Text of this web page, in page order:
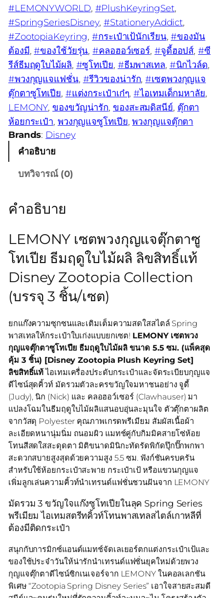
#LEMONYWORLD, #PlushKeyringSet
#SpringSeriesDisney, #StationeryAddict
#ZootopiaKeyring, #กระเป๋าเป้นักเรียน, #ของมัน
ต้องมี, #ของใช้วัยรุ่น, #คลอฮอว์เซอร์, #จูดี้ฮอปส์, #ซี
รีส์ธีมฤดูใบไม้ผลิ, #ซูโทเปีย, #ธีมพาสเทล, #นิกไวล์ด
#พวงกุญแจแฟชั่น, #รีวิวของน่ารัก, #เซตพวงกุญแจ
ตุ๊กตาซูโทเปีย, #แต่งกระเป๋าเก๋ๆ, #ไอเทมเด็กมหาลัย
LEMONY, ของขวัญน่ารัก, ของสะสมดิสนีย์, ตุ๊กตา
ห้อยกระเป๋า, พวงกุญแจซูโทเปีย, พวงกุญแจตุ๊กตา
Brands: Disney
คำอธิบาย
บทวิจารณ์ (0)
คำอธิบาย
LEMONY เซตพวงกุญแจตุ๊กตาซู
โทเปีย ธีมฤดูใบไม้ผลิ ลิขสิทธิ์แท้
Disney Zootopia Collection
(บรรจุ 3 ชิ้น/เซต)
ยกแก๊งความซุกซนและเติมเต็มความสดใสสไตล์ Spring
พาสเทลให้กระเป๋าใบเก่งแบบยกเซต! LEMONY เซตพวง
กุญแจตุ๊กตาซูโทเปีย ธีมฤดูใบไม้ผลิ ขนาด 5.5 ซม. (แพ็คสุด
คุ้ม 3 ชิ้น) [Disney Zootopia Plush Keyring Set]
ลิขสิทธิ์แท้ไอเทมเครื่องประดับกระเป๋าและจัดระเบียบกุญแจ
ดีไซน์สุดคิ้วท์ มัดรวมตัวละครขวัญใจมหาชนอย่าง จูดี้
(Judy), นิก (Nick) และ คลอฮอว์เซอร์ (Clawhauser) มา
แปลงโฉมในธีมฤดูใบไม้ผลิแสนอบอุ่นละมุนใจ ตัวตุ๊กตาผลิต
จากวัสดุ Polyester คุณภาพเกรดพรีเมียม สัมผัสเนื้อผ้า
ละเอียดหนานุ่มนิ่ม ถนอมผิว แมทช์คู่กับกิมมิคสายโซ่ห้อย
โทนสีสดใสสะดุดตา มิติขนาดมินิกะทัดรัดพิกัดปุ๊กปิ๊กพกพา
สะดวกสบายสูงสุดด้วยความสูง 5.5 ซม. ฟังก์ชันครบครัน
สำหรับใช้ห้อยกระเป๋าสะพาย กระเป๋าเป้ หรือแขวนกุญแจ
เพิ่มลูกเล่นความคิ้วท์นำเทรนด์แฟชั่นชวนฝันจาก LEMONY
มัดรวม 3 ขวัญใจแก๊งซูโทเปียในลุค Spring Series
พรีเมียม ไอเทมสตรีทคิ้วท์โทนพาสเทลสไตล์เกาหลีที่
ต้องมีติดกระเป๋า
สนุกกับการมิกซ์แอนด์แมทช์จัดเลเยอร์ตกแต่งกระเป๋าเป้และ
ของใช้ประจำวันให้น่ารักนำเทรนด์แฟชั่นยุคใหม่ด้วยพวง
กุญแจตุ๊กตาดีไซน์ซิกเนเจอร์จาก LEMONY ในคอลเลกชัน
พิเศษ “Zootopia Spring Disney Series” เอาใจสายสะสมดี